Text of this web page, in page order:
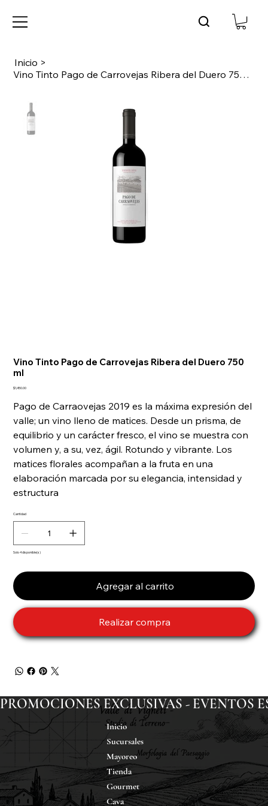
Inicio >
Vino Tinto Pago de Carrovejas Ribera del Duero 750 ml
Vino Tinto Pago de Carrovejas Ribera del Duero 750
ml
Precio
$1,450.00
Pago de Carraovejas 2019 es la máxima expresión del
valle; un vino lleno de matices. Desde un prisma, de
equilibrio y un carácter fresco, el vino se muestra con
volumen y, a su, vez, ágil. Rotundo y vibrante. Los
matices florales acompañan a la fruta en una
elaboración marcada por su elegancia, intensidad y
estructura
Cantidad
Solo 4 disponible(s)
Agregar al carrito
Realizar compra
PROMOCIONES EXCLUSIVAS - EVENTOS
Inicio
Sucursales
Mayoreo
Tienda
Gourmet
Cava